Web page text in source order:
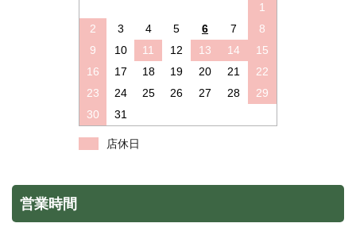
1
2
3 4 5 6 7
8
9
10 11 12 13 14
15
16
17 18 19 20 21
22
23
24 25 26 27 28
29
30
31
店休日
営業時間